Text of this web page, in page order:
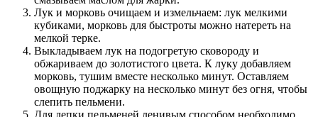
Лук и морковь очищаем и измельчаем: лук мелкими
кубиками, морковь для быстроты можно натереть на
мелкой терке.
Выкладываем лук на подогретую сковороду и
обжариваем до золотистого цвета. К луку добавляем
морковь, тушим вместе несколько минут. Оставляем
овощную поджарку на несколько минут без огня, чтобы
слепить пельмени.